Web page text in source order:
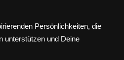
Persönlichkeiten, die
unterstützen und Deine